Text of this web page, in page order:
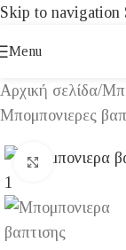
Skip to navigation
Menu
Αρχική σελίδα/
Μπομπονιερες
Click to